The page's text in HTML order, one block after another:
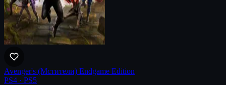
Avenger's (Мстители) Endgame Edition
PS4 · PS5